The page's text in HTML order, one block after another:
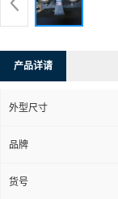
产品详请
外型尺寸
品牌
货号